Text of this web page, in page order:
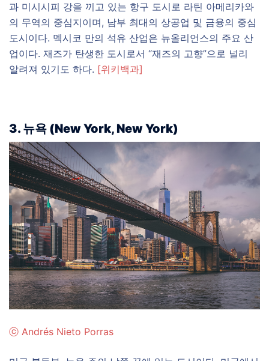
과 미시시피 강을 끼고 있는 항구 도시로 라틴 아메리카와
의 무역의 중심지이며, 남부 최대의 상공업 및 금융의 중심
도시이다. 멕시코 만의 석유 산업은 뉴올리언스의 주요 산
업이다. 재즈가 탄생한 도시로서 “재즈의 고향”으로 널리
알려져 있기도 하다. [위키백과]
3. 뉴욕 (New York, New York)
ⓒ Andrés Nieto Porras